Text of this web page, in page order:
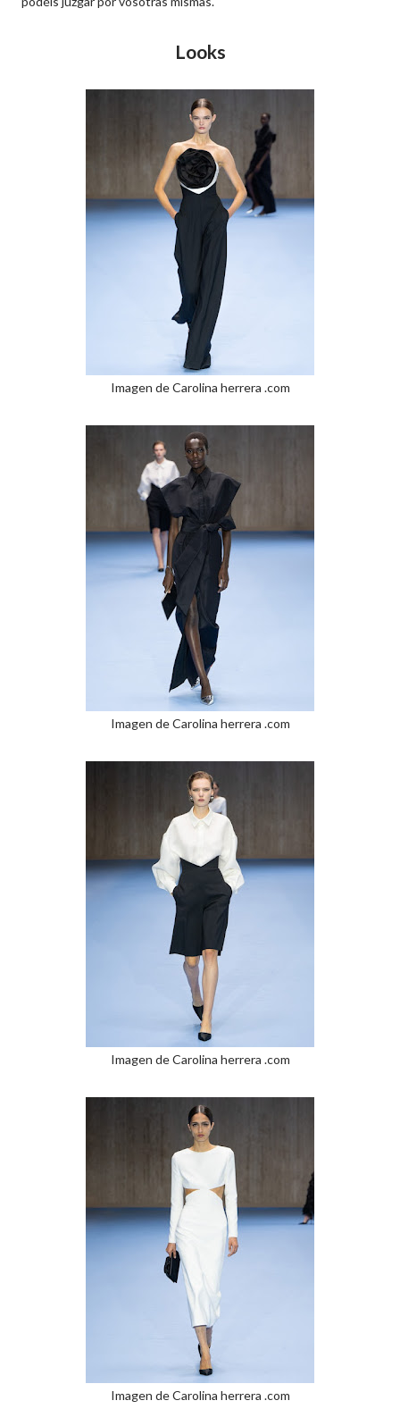
Looks
Imagen de Carolina herrera .com
Imagen de Carolina herrera .com
Imagen de Carolina herrera .com
Imagen de Carolina herrera .com